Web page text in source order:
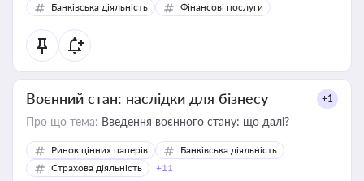
Банківська діяльність Фінансові послуги
Воєнний стан: наслідки для бізнесу +1
Про що тема: Введення воєнного стану: що далі?
Ринок цінних паперів
Банківська діяльність
Страхова діяльність
+11